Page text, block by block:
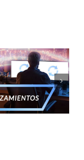
Lanzamientos –
Noviembre 2024